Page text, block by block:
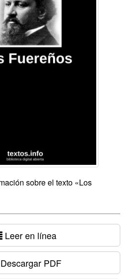
sobre el texto «Los
Leer en línea
Descargar PDF